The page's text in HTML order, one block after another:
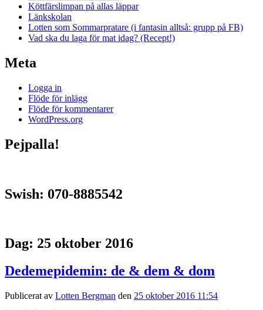
Köttfärslimpan på allas läppar
Länkskolan
Lotten som Sommarpratare (i fantasin alltså: grupp på FB)
Vad ska du laga för mat idag? (Recept!)
Meta
Logga in
Flöde för inlägg
Flöde för kommentarer
WordPress.org
Pejpalla!
Swish: 070-8885542
Dag: 25 oktober 2016
Dedemepidemin: de & dem & dom
Publicerat av Lotten Bergman den 25 oktober 2016 11:54